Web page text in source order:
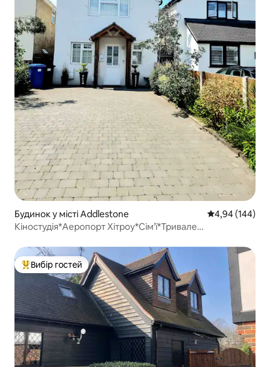
Будинок у місті Addlestone Середня
4,94 (144)
Кіностудія*Аеропорт Хітроу*Сім’ї*Тривале
Топ вибір гостей
Вибір гостей